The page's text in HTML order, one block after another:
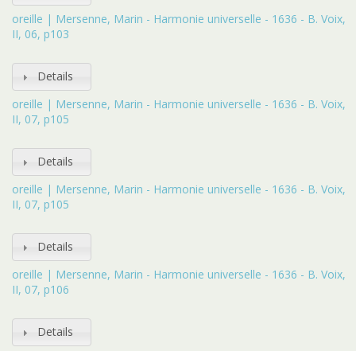
oreille | Mersenne, Marin - Harmonie universelle - 1636 - B. Voix,
II, 06, p103
Details
oreille | Mersenne, Marin - Harmonie universelle - 1636 - B. Voix,
II, 07, p105
Details
oreille | Mersenne, Marin - Harmonie universelle - 1636 - B. Voix,
II, 07, p105
Details
oreille | Mersenne, Marin - Harmonie universelle - 1636 - B. Voix,
II, 07, p106
Details